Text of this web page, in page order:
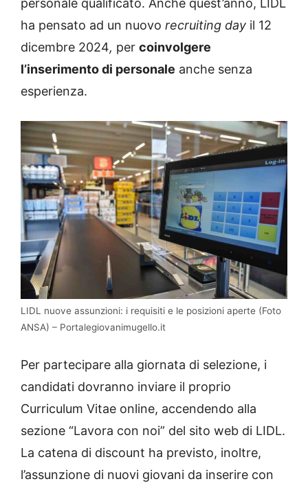
personale qualificato. Anche quest’anno, LIDL
ha pensato ad un nuovo recruiting day il 12
dicembre 2024, per coinvolgere
l’inserimento di personale anche senza
esperienza.
LIDL nuove assunzioni: i requisiti e le posizioni aperte (Foto
ANSA) – Portalegiovanimugello.it
Per partecipare alla giornata di selezione, i
candidati dovranno inviare il proprio
Curriculum Vitae online, accendendo alla
sezione “Lavora con noi” del sito web di LIDL.
La catena di discount ha previsto, inoltre,
l’assunzione di nuovi giovani da inserire con